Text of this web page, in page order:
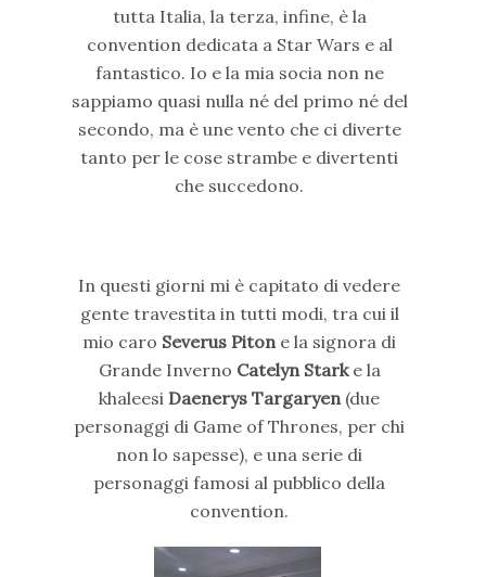
tutta Italia, la terza, infine, è la
convention dedicata a Star Wars e al
fantastico. Io e la mia socia non ne
sappiamo quasi nulla né del primo né del
secondo, ma è une vento che ci diverte
tanto per le cose strambe e divertenti
che succedono.
In questi giorni mi è capitato di vedere
gente travestita in tutti modi, tra cui il
mio caro Severus Piton e la signora di
Grande Inverno Catelyn Starke la
khaleesi Daenerys Targaryen (due
personaggi di Game of Thrones, per chi
non lo sapesse), e una serie di
personaggi famosi al pubblico della
convention.